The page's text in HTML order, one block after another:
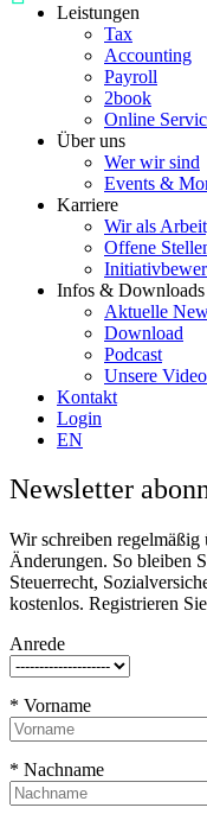
Leistungen
Tax
Accounting
Payroll
2book
Online
Über uns
Wer wir sind
Events &
Karriere
Wir als
Offene
Infos & Downloads
Aktuelle
Download
Podcast
Unsere
Kontakt
Login
EN
Newsletter
Wir schreiben
Änderungen. So bleiben
Steuerrecht,
kostenlos. Registrieren
Anrede
* Vorname
* Nachname